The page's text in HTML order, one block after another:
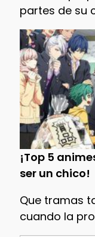
partes de su
¡Top 5
ser un chico!
Que tramas
cuando la